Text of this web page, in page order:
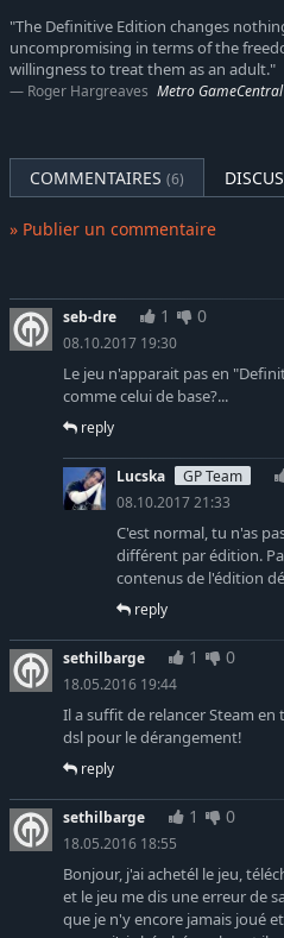
secrets, et grimpez dans les
Void Walker's ArsenalGrâce
Walker's Arsenal, débloquez
des bonus de personnages
supplémentaires pour
"The Definitive Edition changes
uncompromising in terms of the
willingness to treat them as an adult."
Roger Hargreaves Metro GameCentral
COMMENTAIRES (6)
» Publier un commentaire
seb-dre 1 0
08.10.2017 19:30
Le jeu n'apparait pas en
comme celui de base?...
reply
Lucska GP Team
08.10.2017 21:33
C'est normal, tu n'as
différent par édition.
contenus de l'édition
reply
sethilbarge 1 0
18.05.2016 19:44
Il a suffit de relancer Steam
dsl pour le dérangement!
reply
sethilbarge 1 0
18.05.2016 18:55
Bonjour, j'ai achetél le jeu,
et le jeu me dis une erreur de
que je n'y encore jamais joué